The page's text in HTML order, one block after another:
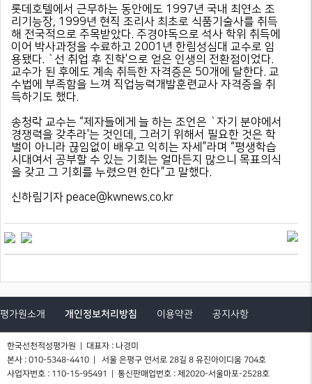
롯데호텔에서 근무하는 동안에도 1997년 국내 최연소 조
리기능장, 1999년 현직 조리사 최초로 식품기술사를 취득
해 전국적으로 주목받았다. 주경야독으로 석사 학위 취득에
이어 박사과정을 수료하고 2001년 한림성심대 교수로 임
용됐다. `선 취업 후 진학'으로 얻은 인생의 전환점이었다.
교수가 된 후에도 계속 취득한 자격증은 50개에 달한다. 교
수법에 부족함을 느껴 직업능력개발훈련교사 자격증을 취
득하기도 했다.
송청락 교수는 “제자들에게 늘 하는 조언은 `자기 분야에서
경쟁력을 갖추라'는 것인데, 그러기 위해서 필요한 것은 학
벌이 아니라 끊임없이 배우고 익히는 자세”라며 “평생학습
시대여서 공부할 수 있는 기회는 얼마든지 많으니 목표의식
을 갖고 그 기회를 누렸으면 한다”고 말했다.
신하림기자 peace@kwnews.co.kr
평가원소개 개인정보처리방침 이용약관 공지사항
한국선천적성평가원 | 대표자 : 나경미
본사 : 010-5348-4410 | 서울 은평구 연서로 28길 8 유진아이디움 704호
사업자번호 : 110-15-95491 | 통신판매업번호 : 제2020-서울마포-2528호